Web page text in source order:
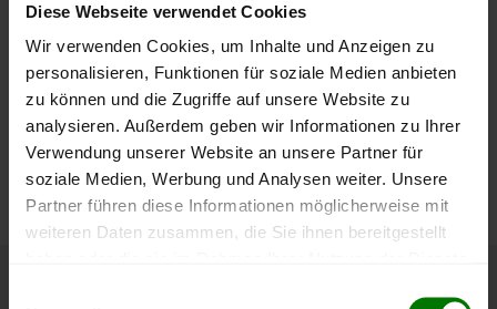
Diese Webseite verwendet Cookies
Wir verwenden Cookies, um Inhalte und Anzeigen zu
personalisieren, Funktionen für soziale Medien anbieten
zu können und die Zugriffe auf unsere Website zu
analysieren. Außerdem geben wir Informationen zu Ihrer
Verwendung unserer Website an unsere Partner für
soziale Medien, Werbung und Analysen weiter. Unsere
Partner führen diese Informationen möglicherweise mit
weiteren Daten zusammen, die Sie ihnen bereitgestellt
lose Ware Sackware
September
2025
Januar
2026
Mai
2026
Die aktuelle Preisentwicklung für Holzpellets in Deutschland
können Sie jederzeit auf unsererPelletspreise -Seite
nachvollziehen.